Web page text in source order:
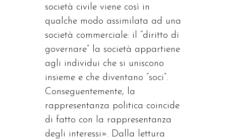
società civile viene così in
qualche modo assimilata ad una
società commerciale: il “diritto di
governare” la società appartiene
agli individui che si uniscono
insieme e che diventano “soci”.
Conseguentemente, la
rappresentanza politica coincide
di fatto con la rappresentanza
degli interessi». Dalla lettura